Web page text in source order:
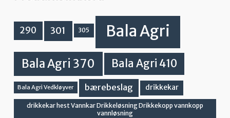
290 301 305 Bala Agri
Bala Agri 370 Bala Agri 410
Bala Agri Vedkløyver bærebeslag drikkekar
drikkekar hest Vannkar Drikkeløsning Drikkekopp vannkopp
vannløsning